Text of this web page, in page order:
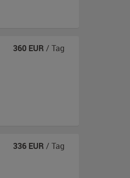
360 EUR / Tag
336 EUR / Tag